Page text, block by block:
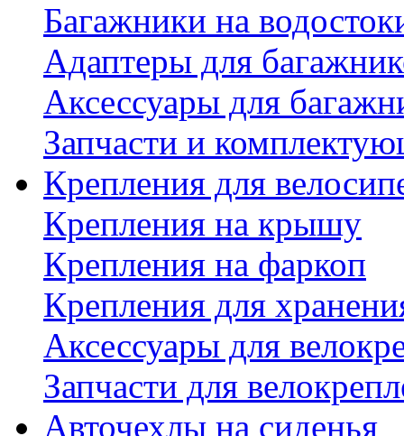
Багажники на
Адаптеры для
Аксессуары для
Запчасти и
Крепления для
Крепления на крышу
Крепления на фаркоп
Крепления для
Аксессуары для
Запчасти для
Авточехлы на сиденья